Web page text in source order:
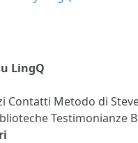
LingQ
Contatti Metodo di
Testimonianze